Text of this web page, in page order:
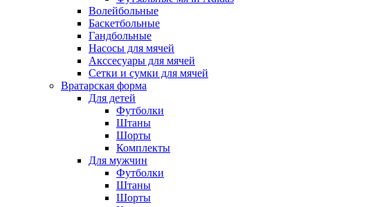
Волейбольные
Баскетбольные
Гандбольные
Насосы для мячей
Акссесуары для мячей
Сетки и сумки для мячей
Вратарская форма
Для детей
Футболки
Штаны
Шорты
Комплекты
Для мужчин
Футболки
Штаны
Шорты